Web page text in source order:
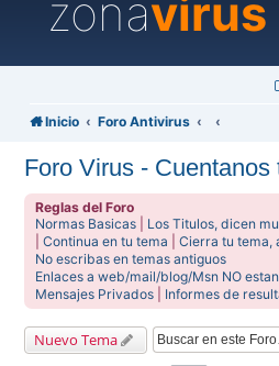
zonavirus
Inicio Foro Antivirus
Foro Virus - Cuentanos
Reglas del Foro
Normas Basicas
Los Titulos, dicen
|Continua en tu tema |Cierra tu tema,
No escribas en temas antiguos
Enlaces a web/mail/blog/Msn NO
Mensajes Privados
Informes de
Nuevo Tema